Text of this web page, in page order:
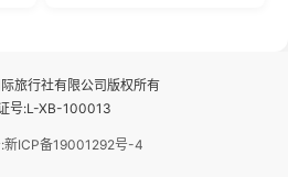
旅行社有限公司版权所有
号:L-XB-100013
新ICP备19001292号-4